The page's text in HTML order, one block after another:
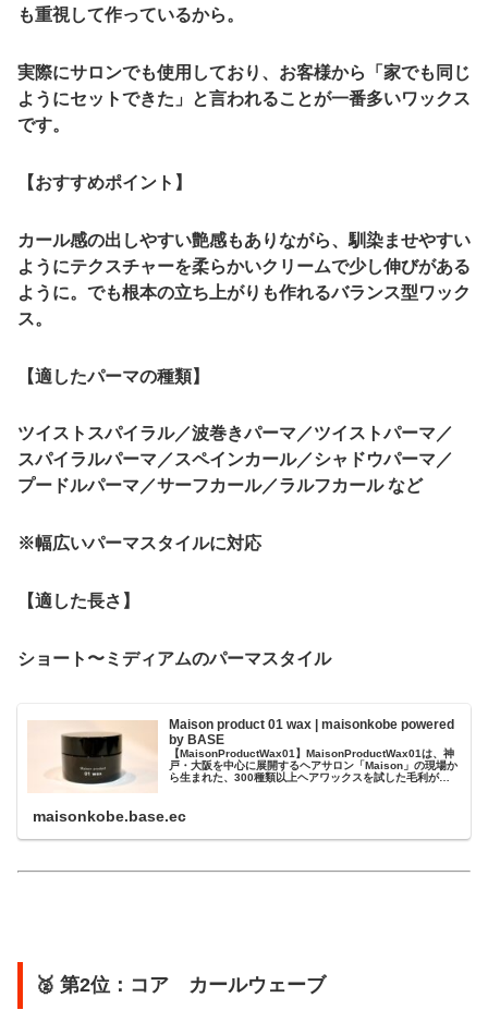
も重視して作っているから。
実際にサロンでも使用しており、 お客様から「家でも同じ
ようにセットできた」と言われることが一番多いワックス
です。
【おすすめポイント】
カール感の出しやすい艶感もありながら、馴染ませやすい
ようにテクスチャーを柔らかいクリームで少し伸びがある
ように。でも根本の立ち上がりも作れるバランス型ワック
ス。
【適したパーマの種類】
ツイストスパイラル／波巻きパーマ／ツイストパーマ／
スパイラルパーマ／スペインカール／シャドウパーマ／
プードルパーマ／サーフカール／ラルフカール など
※幅広いパーマスタイルに対応
【適した長さ】
ショート〜ミディアムのパーマスタイル
Maison product 01 wax | maisonkobe powered
by BASE
【MaisonProductWax01】MaisonProductWax01は、神
戸・大阪を中心に展開するヘアサロン「Maison」の現場か
ら生まれた、300種類以上ヘアワックスを試した毛利がお
すい✔セット力はあり...
maisonkobe.base.ec
🥈 第2位：コア カールウェーブ